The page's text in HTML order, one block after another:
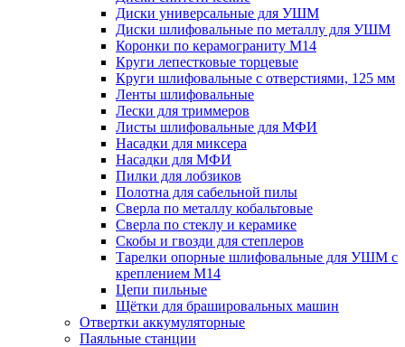
Диски универсальные для УШМ
Диски шлифовальные по металлу для УШМ
Коронки по керамограниту M14
Круги лепестковые торцевые
Круги шлифовальные с отверстиями, 125 мм
Ленты шлифовальные
Лески для триммеров
Листы шлифовальные для МФИ
Насадки для миксера
Насадки для МФИ
Пилки для лобзиков
Полотна для сабельной пилы
Сверла по металлу кобальтовые
Сверла по стеклу и керамике
Скобы и гвозди для степлеров
Тарелки опорные шлифовальные для УШМ с
креплением М14
Цепи пильные
Щётки для брашировальных машин
Отвертки аккумуляторные
Паяльные станции